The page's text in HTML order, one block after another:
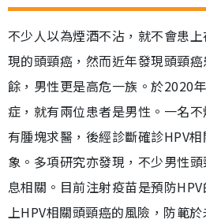
不少人以為煙酒不沾，就不會患
現的頭頸癌，然而近年發現頭頸
餘，男性更是高危一族。於2020
症，就有兩位患者是男性。一名
有腫塊求醫，後經診斷確診HPV
象。多項研究亦發現，不少男性
息相關。目前注射疫苗是預防
上HPV相關頭頸癌的風險，防範於